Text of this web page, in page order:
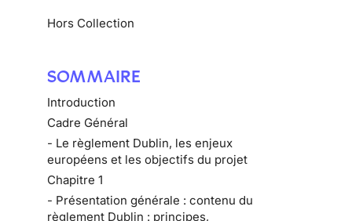
Hors Collection
SOMMAIRE
Introduction
Cadre Général
- Le règlement Dublin, les enjeux
européens et les objectifs du projet
Chapitre 1
- Présentation générale : contenu du
règlement Dublin : principes,